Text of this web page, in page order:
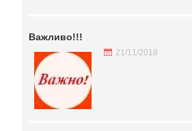
Важливо!!!
21/11/2018